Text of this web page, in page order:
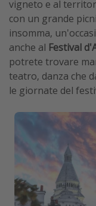
vigneto e al
con un grande
insomma,
anche al Festival
potrete trovare
teatro, danza che
le giornate del